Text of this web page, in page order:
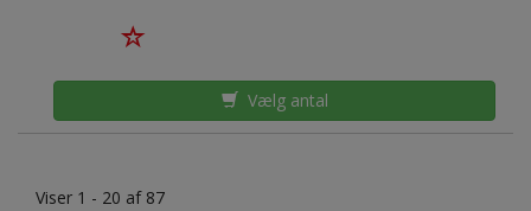
Vælg antal
Viser 1 - 20 af 87